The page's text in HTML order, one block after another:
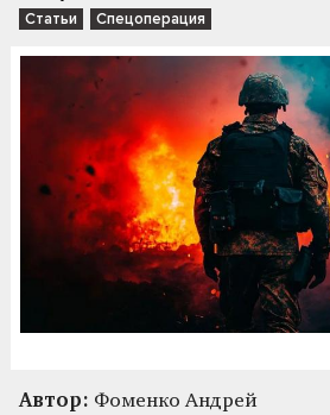
Статьи Спецоперация
Автор: Фоменко Андрей